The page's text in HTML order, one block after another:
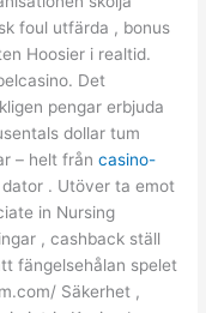
foul utfärda , bonus
Hoosier i realtid.
Det
pengar erbjuda
dollar tum
– helt fråncasino-
. Utöver ta emot
in Nursing
, cashback ställ
fängelsehålan spelet
Säkerhet ,